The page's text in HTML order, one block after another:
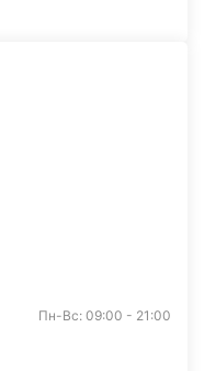
Пн-Вс: 09:00 - 21:00